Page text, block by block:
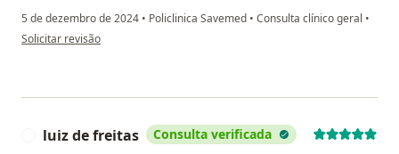
5 de dezembro de 2024 • Policlinica Savemed • Consulta clínico geral •
na opinião do utilizador Beloni Pedroso
Solicitar revisão
luiz de freitas Consulta verificada